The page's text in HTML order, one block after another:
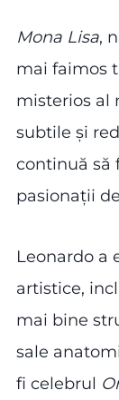
Mona Lisa,
mai faimos
misterios al
subtile și
continuă să
pasionații
Leonardo a
artistice,
mai bine
sale
fi celebrul